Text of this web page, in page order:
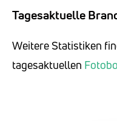
Tagesaktuelle
Weitere Statistiken
tagesaktuellen